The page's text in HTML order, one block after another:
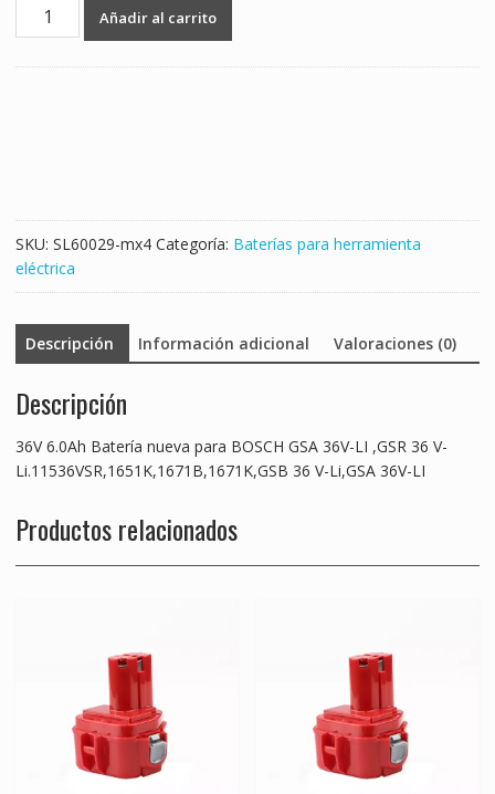
6.0Ah
,GSR
36
V-
Li.11536VSR,1651K,1671B,1671K,GSB
36
V-
Li,GSA
36V-
LI
cantidad
Añadir al carrito
SKU: SL60029-mx4 Categoría: Baterías para herramienta
eléctrica
Descripción Información adicional Valoraciones (0)
Descripción
36V 6.0Ah Batería nueva para BOSCH GSA 36V-LI ,GSR 36 V-
Li.11536VSR,1651K,1671B,1671K,GSB 36 V-Li,GSA 36V-LI
Productos relacionados